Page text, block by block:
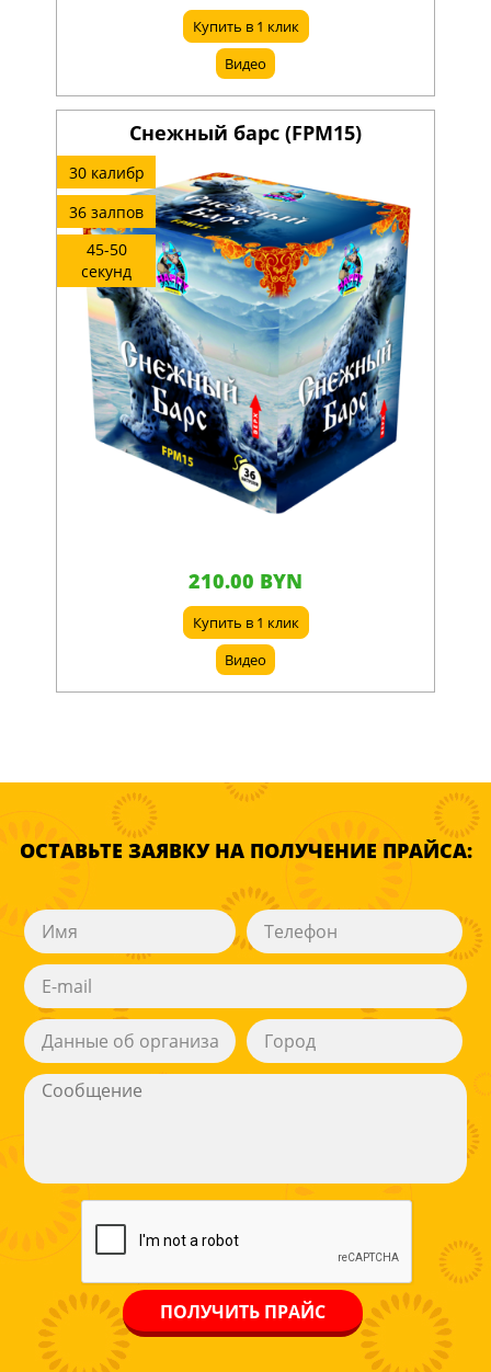
Купить в 1 клик
Видео
Снежный барс (FPM15)
30 калибр
36 залпов
45-50
секунд
210.00 BYN
Купить в 1 клик
Видео
ОСТАВЬТЕ ЗАЯВКУ НА ПОЛУЧЕНИЕ ПРАЙСА: